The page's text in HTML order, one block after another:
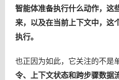
智能体准备执行什么动作，这
来，以及在当前上下文中，这
执行。
也正因为如此，它关注的不是
令、上下文状态和跨步骤数据